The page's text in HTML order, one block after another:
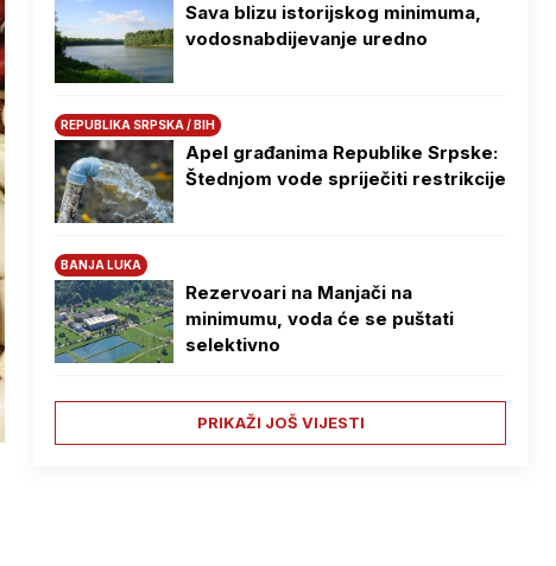
Sava blizu istorijskog minimuma,
vodosnabdijevanje uredno
REPUBLIKA SRPSKA / BIH
Apel građanima Republike Srpske:
Štednjom vode spriječiti restrikcije
BANJA LUKA
Rezervoari na Manjači na
minimumu, voda će se puštati
selektivno
PRIKAŽI JOŠ VIJESTI